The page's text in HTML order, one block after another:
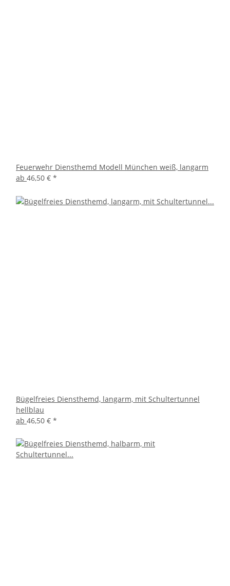
Feuerwehr Diensthemd Modell München weiß, langarm
ab 46,50 € *
Bügelfreies Diensthemd, langarm, mit Schultertunnel
hellblau
ab 46,50 € *